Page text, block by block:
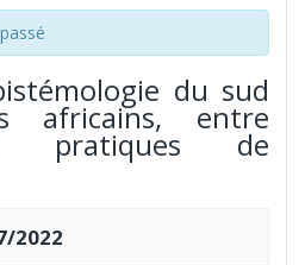
du sud
africains, entre
pratiques de
2022